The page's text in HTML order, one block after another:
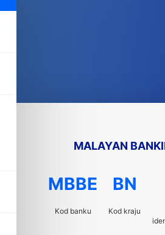
MALAYAN
MBBE
Kod banku
BN
Kod kraju